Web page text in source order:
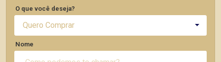
O que você deseja?
Quero Comprar
Nome